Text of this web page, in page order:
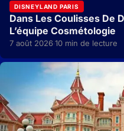
DISNEYLAND PARIS
Dans Les Coulisses De
L’équipe Cosmétologie
7 août 2026·10 min de lecture